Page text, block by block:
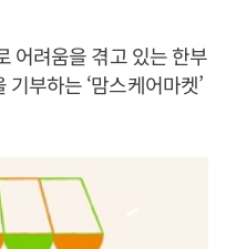
어려움을 겪고 있는 한부
부하는 ‘맘스케어마켓’